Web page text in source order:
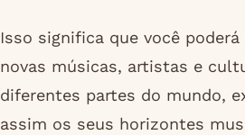
Isso significa que você
novas músicas, artistas e
diferentes partes do mundo,
assim os seus horizontes